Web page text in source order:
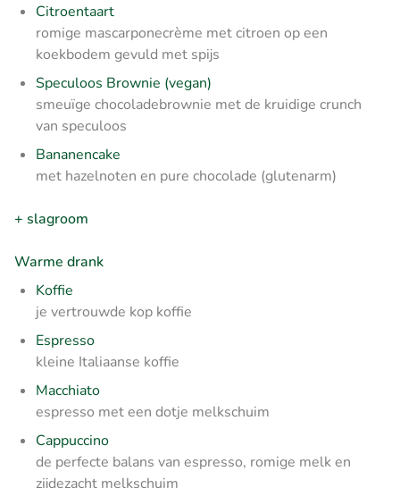
Citroentaart
romige mascarponecrème met citroen op een
koekbodem gevuld met spijs
Speculoos Brownie (vegan)
smeuïge chocoladebrownie met de kruidige crunch
van speculoos
Bananencake
met hazelnoten en pure chocolade (glutenarm)
+ slagroom
Warme drank
Koffie
je vertrouwde kop koffie
Espresso
kleine Italiaanse koffie
Macchiato
espresso met een dotje melkschuim
Cappuccino
de perfecte balans van espresso, romige melk en
zijdezacht melkschuim